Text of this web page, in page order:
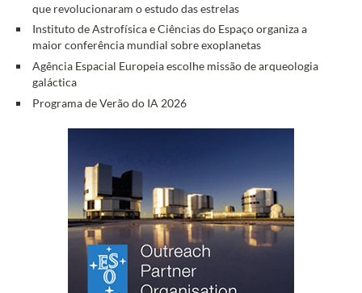
que revolucionaram o estudo das estrelas
Instituto de Astrofísica e Ciências do Espaço organiza a
maior conferência mundial sobre exoplanetas
Agência Espacial Europeia escolhe missão de arqueologia
galáctica
Programa de Verão do IA 2026